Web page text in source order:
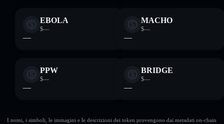
EBOLA
$—
—
MACHO
$—
—
PPW
$—
—
BRIDGE
$—
—
I nomi, i simboli, le immagini e le descrizioni dei token provengono dai metadati on-chain